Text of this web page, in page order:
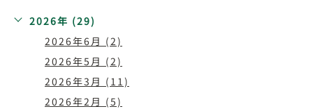
2026年 (29)
2026年6月 (2)
2026年5月 (2)
2026年3月 (11)
2026年2月 (5)